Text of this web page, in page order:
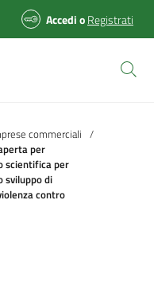
AccedioRegistrati
commerciali /
per
scientifica per
sviluppo di
contro